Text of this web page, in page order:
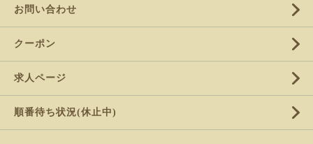
お問い合わせ
クーポン
求人ページ
順番待ち状況(休止中)